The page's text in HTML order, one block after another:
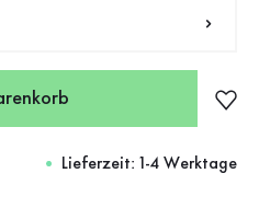
Lieferzeit: 1-4 Werktage